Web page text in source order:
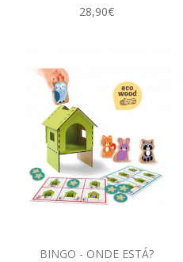
28,90€
BINGO - ONDE ESTÁ?